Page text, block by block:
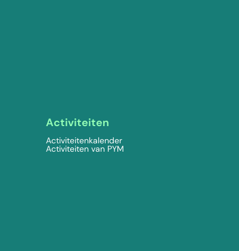
Activiteiten
Activiteitenkalender
Activiteiten van PYM